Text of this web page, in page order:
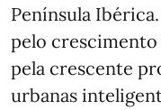
Península
pelo
pela crescente
urbanas